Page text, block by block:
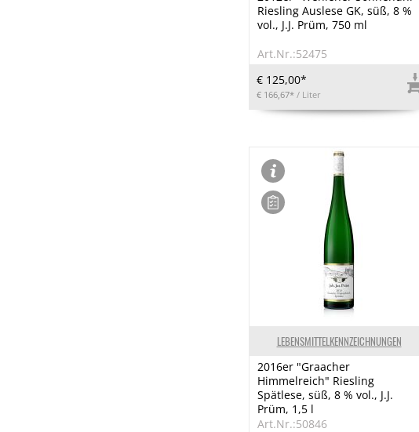
Riesling Auslese GK, süß, 8 %
vol., J.J. Prüm, 750 ml
Art.Nr.:52475
€ 125,00*
€ 166,67* / Liter
LEBENSMITTELKENNZEICHNUNGEN
2016er "Graacher
Himmelreich" Riesling
Spätlese, süß, 8 % vol., J.J.
Prüm, 1,5 l
Art.Nr.:50846